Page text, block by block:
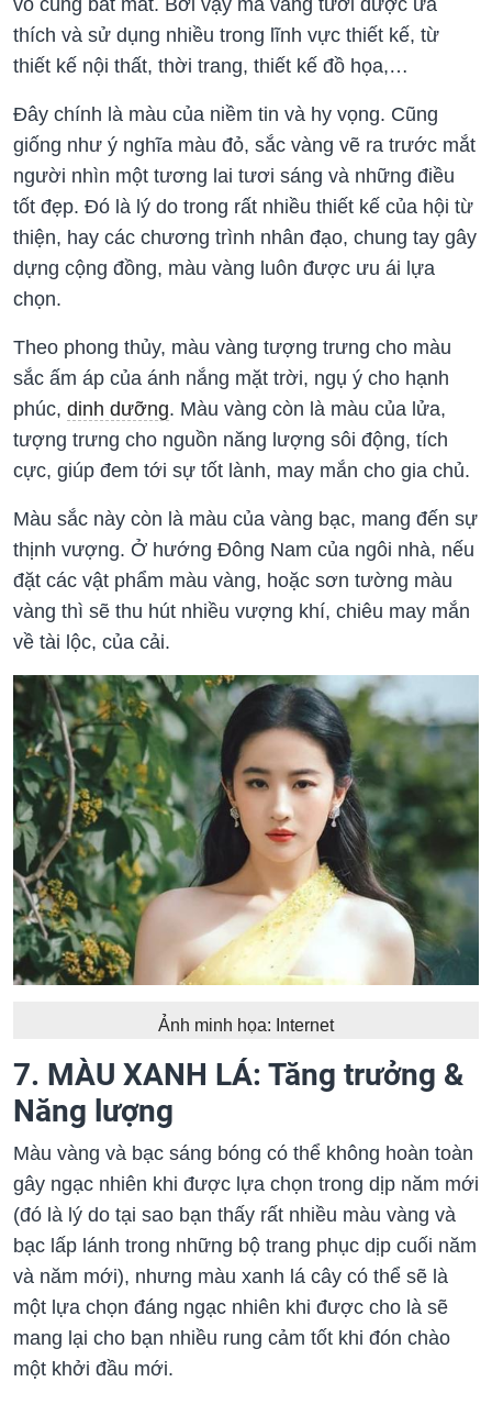
thích và sử dụng nhiều trong lĩnh vực thiết kế, từ
thiết kế nội thất, thời trang, thiết kế đồ họa,…
Đây chính là màu của niềm tin và hy vọng. Cũng
giống như ý nghĩa màu đỏ, sắc vàng vẽ ra trước mắt
người nhìn một tương lai tươi sáng và những điều
tốt đẹp. Đó là lý do trong rất nhiều thiết kế của hội từ
thiện, hay các chương trình nhân đạo, chung tay gây
dựng cộng đồng, màu vàng luôn được ưu ái lựa
chọn.
Theo phong thủy, màu vàng tượng trưng cho màu
sắc ấm áp của ánh nắng mặt trời, ngụ ý cho hạnh
phúc, dinh dưỡng. Màu vàng còn là màu của lửa,
tượng trưng cho nguồn năng lượng sôi động, tích
cực, giúp đem tới sự tốt lành, may mắn cho gia chủ.
Màu sắc này còn là màu của vàng bạc, mang đến sự
thịnh vượng. Ở hướng Đông Nam của ngôi nhà, nếu
đặt các vật phẩm màu vàng, hoặc sơn tường màu
vàng thì sẽ thu hút nhiều vượng khí, chiêu may mắn
về tài lộc, của cải.
Ảnh minh họa: Internet
7. MÀU XANH LÁ: Tăng trưởng &
Năng lượng
Màu vàng và bạc sáng bóng có thể không hoàn toàn
gây ngạc nhiên khi được lựa chọn trong dịp năm mới
(đó là lý do tại sao bạn thấy rất nhiều màu vàng và
bạc lấp lánh trong những bộ trang phục dịp cuối năm
và năm mới), nhưng màu xanh lá cây có thể sẽ là
một lựa chọn đáng ngạc nhiên khi được cho là sẽ
mang lại cho bạn nhiều rung cảm tốt khi đón chào
một khởi đầu mới.